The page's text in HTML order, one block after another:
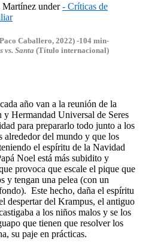
Martínez under- Críticas de
Caballero, 2022) -104 min-
vs. Santa (Título internacional)
año van a la reunión de la
Hermandad Universal de Seres
para prepararlo todo junto a los
alrededor del mundo y que los
el espíritu de la Navidad
Noel está más subidito y
provoca que escale el pique que
y tengan una pelea (con un
Este hecho, daña el espíritu
despertar del Krampus, el antiguo
a los niños malos y se los
que tienen que resolver los
su paje en prácticas.